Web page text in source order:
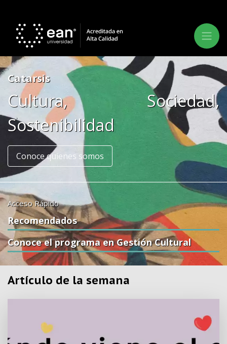
Catarsis
Cultura, Sociedad,
Sostenibilidad
Conoce quienes somos
Acceso Rápido
Recomendados
Conoce el programa en Gestión Cultural
Artículo de la semana